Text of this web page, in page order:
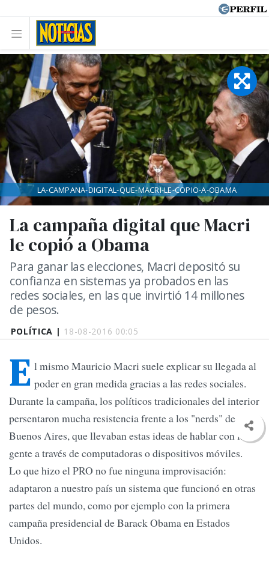
POLÍTICA | 18-08-2016 00:05
La campaña digital que Macri
le copió a Obama
Para ganar las elecciones, Macri depositó su
confianza en sistemas ya probados en las
redes sociales, en las que invirtió 14 millones
de pesos.
LA-CAMPANA-DIGITAL-QUE-MACRI-LE-COPIO-A-OBAMA
E l mismo Mauricio Macri suele explicar su llegada al
poder en gran medida gracias a las redes sociales.
Durante la campaña, los políticos tradicionales del interior
persentaron mucha resistencia frente a los "nerds" de
Buenos Aires, que llevaban estas ideas de hablar con la
gente a través de computadoras o dispositivos móviles.
Lo que hizo el PRO no fue ninguna improvisación:
adaptaron a nuestro país un sistema que funcionó en otras
partes del mundo, como por ejemplo con la primera
campaña presidencial de Barack Obama en Estados
Unidos.